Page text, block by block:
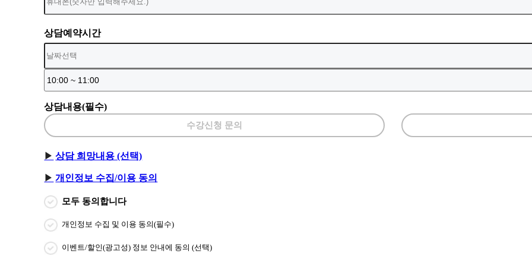
상담예약시간
상담내용(필수)
수강신청 문의
상담 희망내용 (선택)
개인정보 수집/이용 동의
모두 동의합니다
개인정보 수집 및 이용 동의(필수)
이벤트/할인(광고성) 정보 안내에 동의 (선택)